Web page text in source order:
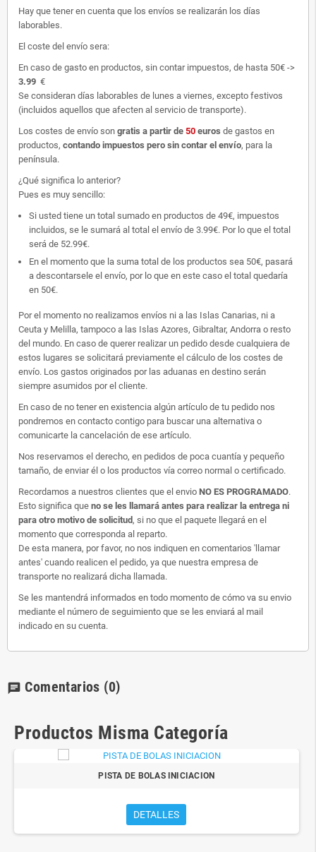
Hay que tener en cuenta que los envíos se realizarán los días
laborables.
El coste del envío sera:
En caso de gasto en productos, sin contar impuestos, de hasta 50€ ->
3.99 €
Se consideran días laborables de lunes a viernes, excepto festivos
(incluidos aquellos que afecten al servicio de transporte).
Los costes de envío son gratis a partir de 50 euros de gastos en
productos, contando impuestos pero sin contar el envío, para la
península.
¿Qué significa lo anterior?
Pues es muy sencillo:
Si usted tiene un total sumado en productos de 49€, impuestos
incluidos, se le sumará al total el envío de 3.99€. Por lo que el total
será de 52.99€.
En el momento que la suma total de los productos sea 50€, pasará
a descontarsele el envío, por lo que en este caso el total quedaría
en 50€.
Por el momento no realizamos envíos ni a las Islas Canarias, ni a
Ceuta y Melilla, tampoco a las Islas Azores, Gibraltar, Andorra o resto
del mundo. En caso de querer realizar un pedido desde cualquiera de
estos lugares se solicitará previamente el cálculo de los costes de
envío. Los gastos originados por las aduanas en destino serán
siempre asumidos por el cliente.
En caso de no tener en existencia algún artículo de tu pedido nos
pondremos en contacto contigo para buscar una alternativa o
comunicarte la cancelación de ese artículo.
Nos reservamos el derecho, en pedidos de poca cuantía y pequeño
tamaño, de enviar él o los productos vía correo normal o certificado.
Recordamos a nuestros clientes que el envio NO ES PROGRAMADO.
Esto significa que no se les llamará antes para realizar la entrega ni
para otro motivo de solicitud, si no que el paquete llegará en el
momento que corresponda al reparto.
De esta manera, por favor, no nos indiquen en comentarios 'llamar
antes' cuando realicen el pedido, ya que nuestra empresa de
transporte no realizará dicha llamada.
Se les mantendrá informados en todo momento de cómo va su envio
mediante el número de seguimiento que se les enviará al mail
indicado en su cuenta.
chat Comentarios (0)
Productos Misma Categoría
PISTA DE BOLAS INICIACION
DETALLES